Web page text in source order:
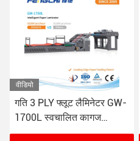
वीडियो
गति 3 PLY फ्लूट लैमिनेटर GW-
1700L स्वचालित कागज
लैमिनेटिंग मशीन 16000 शीट/